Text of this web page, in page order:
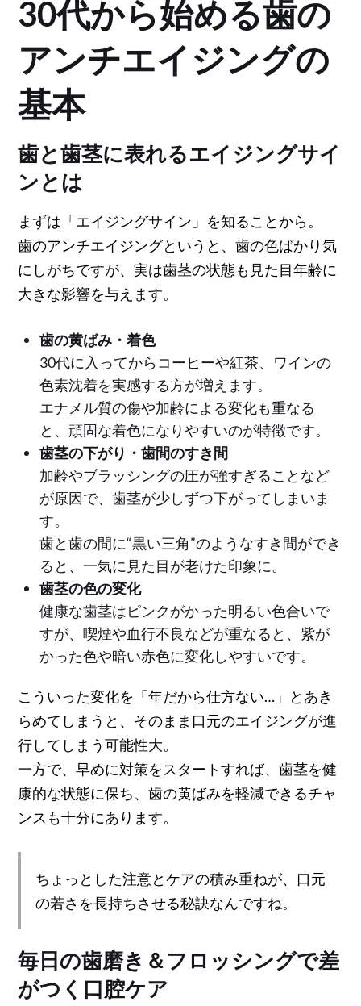
30代から始める歯の
アンチエイジングの
基本
歯と歯茎に表れるエイジングサイ
ンとは
まずは「エイジングサイン」を知ることから。
歯のアンチエイジングというと、歯の色ばかり気
にしがちですが、実は歯茎の状態も見た目年齢に
大きな影響を与えます。
歯の黄ばみ・着色
30代に入ってからコーヒーや紅茶、ワインの
色素沈着を実感する方が増えます。
エナメル質の傷や加齢による変化も重なる
と、頑固な着色になりやすいのが特徴です。
歯茎の下がり・歯間のすき間
加齢やブラッシングの圧が強すぎることなど
が原因で、歯茎が少しずつ下がってしまいま
す。
歯と歯の間に“黒い三角”のようなすき間ができ
ると、一気に見た目が老けた印象に。
歯茎の色の変化
健康な歯茎はピンクがかった明るい色合いで
すが、喫煙や血行不良などが重なると、紫が
かった色や暗い赤色に変化しやすいです。
こういった変化を「年だから仕方ない…」とあき
らめてしまうと、そのまま口元のエイジングが進
行してしまう可能性大。
一方で、早めに対策をスタートすれば、歯茎を健
康的な状態に保ち、歯の黄ばみを軽減できるチャ
ンスも十分にあります。
ちょっとした注意とケアの積み重ねが、口元
の若さを長持ちさせる秘訣なんですね。
毎日の歯磨き＆フロッシングで差
がつく口腔ケア